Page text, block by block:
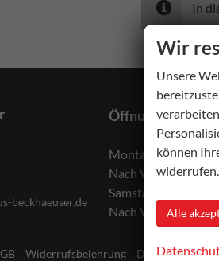
In
beckhaeuser.de
Öffnungszeiten
Montag bis Freitag:
Nach Vereinbarung
Samstag:
Nach Vereinbarung
Widerrufsbelehrung Datenschutz
Wir
Unsere
können
widerrufen.
Alle